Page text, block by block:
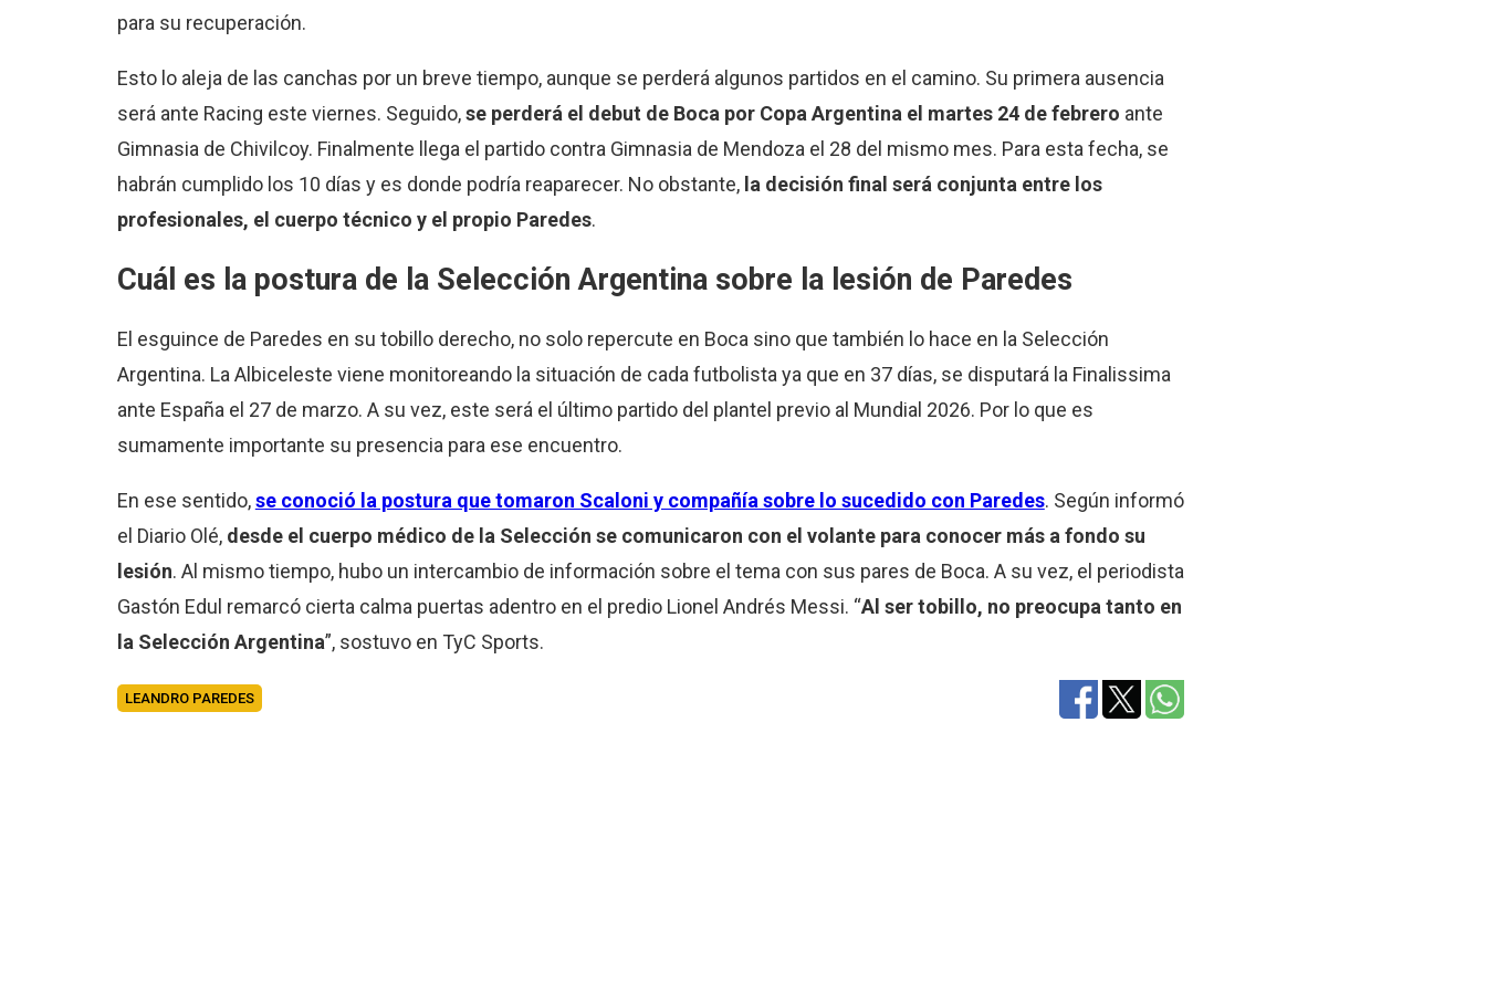
para su recuperación.
Esto lo aleja de las canchas por un breve tiempo, aunque se perderá algunos partidos en el camino. Su primera ausencia
será ante Racing este viernes. Seguido,se perderá el debut de Boca por Copa Argentina el martes 24 de febrero ante
Gimnasia de Chivilcoy. Finalmente llega el partido contra Gimnasia de Mendoza el 28 del mismo mes. Para esta fecha, se
habrán cumplido los 10 días y es donde podría reaparecer. No obstante, la decisión final será conjunta entre los
profesionales, el cuerpo técnico y el propio Paredes.
Cuál es la postura de la Selección Argentina sobre la lesión de Paredes
El esguince de Paredes en su tobillo derecho, no solo repercute en Boca sino que también lo hace en la Selección
Argentina. La Albiceleste viene monitoreando la situación de cada futbolista ya que en 37 días, se disputará la Finalissima
ante España el 27 de marzo. A su vez, este será el último partido del plantel previo al Mundial 2026. Por lo que es
sumamente importante su presencia para ese encuentro.
En ese sentido,se conoció la postura que tomaron Scaloni y compañía sobre lo sucedido con Paredes. Según informó
el Diario Olé, desde el cuerpo médico de la Selección se comunicaron con el volante para conocer más a fondo su
lesión. Al mismo tiempo, hubo un intercambio de información sobre el tema con sus pares de Boca. A su vez, el periodista
Gastón Edul remarcó cierta calma puertas adentro en el predio Lionel Andrés Messi. “Al ser tobillo, no preocupa tanto en
la Selección Argentina”, sostuvo en TyC Sports.
LEANDRO PAREDES